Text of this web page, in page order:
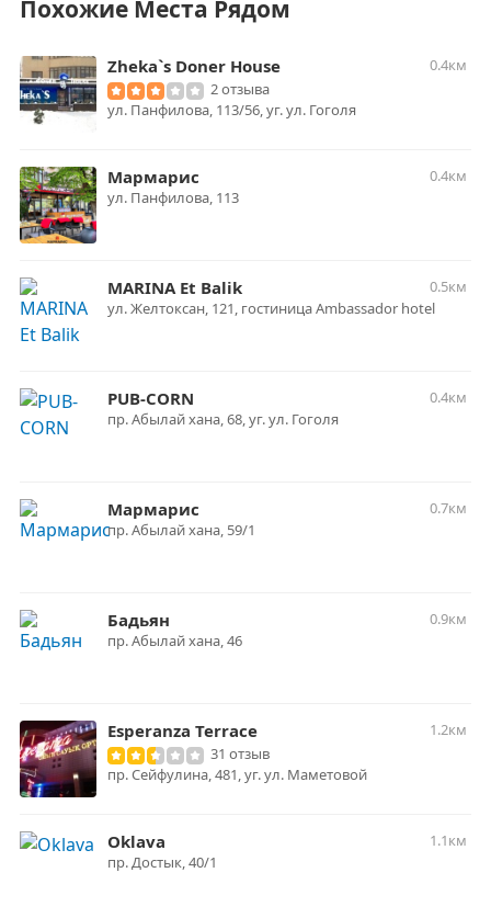
Похожие Места Рядом
Zheka`s Doner House
0.4км
2 отзыва
ул. Панфилова, 113/56, уг. ул. Гоголя
Мармарис
0.4км
ул. Панфилова, 113
MARINA Et Balik
0.5км
ул. Желтоксан, 121, гостиница Ambassador hotel
PUB-CORN
0.4км
пр. Абылай хана, 68, уг. ул. Гоголя
Мармарис
0.7км
пр. Абылай хана, 59/1
Бадьян
0.9км
пр. Абылай хана, 46
Esperanza Terrace
1.2км
31 отзыв
пр. Сейфулина, 481, уг. ул. Маметовой
Oklava
1.1км
пр. Достык, 40/1